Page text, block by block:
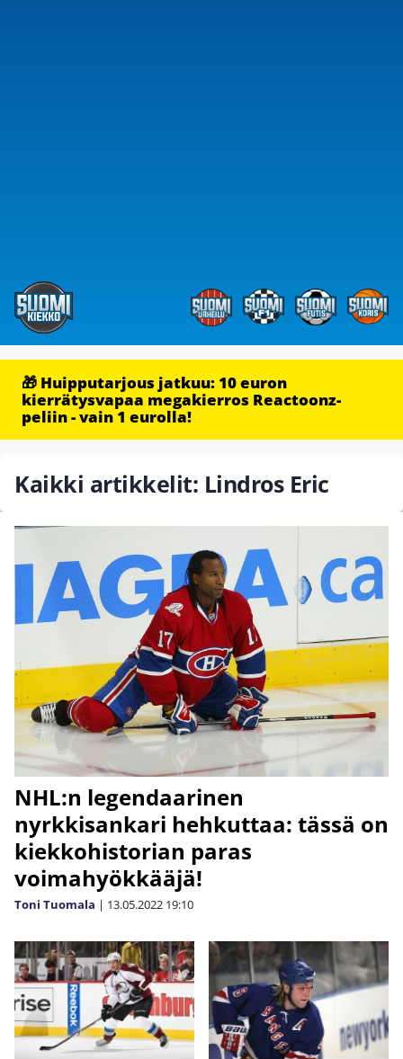
🎁 Huipputarjous jatkuu: 10 euron
kierrätysvapaa megakierros Reactoonz-
peliin - vain 1 eurolla!
Kaikki artikkelit: Lindros Eric
NHL:n legendaarinen
nyrkkisankari hehkuttaa: tässä on
kiekkohistorian paras
voimahyökkääjä!
Toni Tuomala | 13.05.2022 19:10